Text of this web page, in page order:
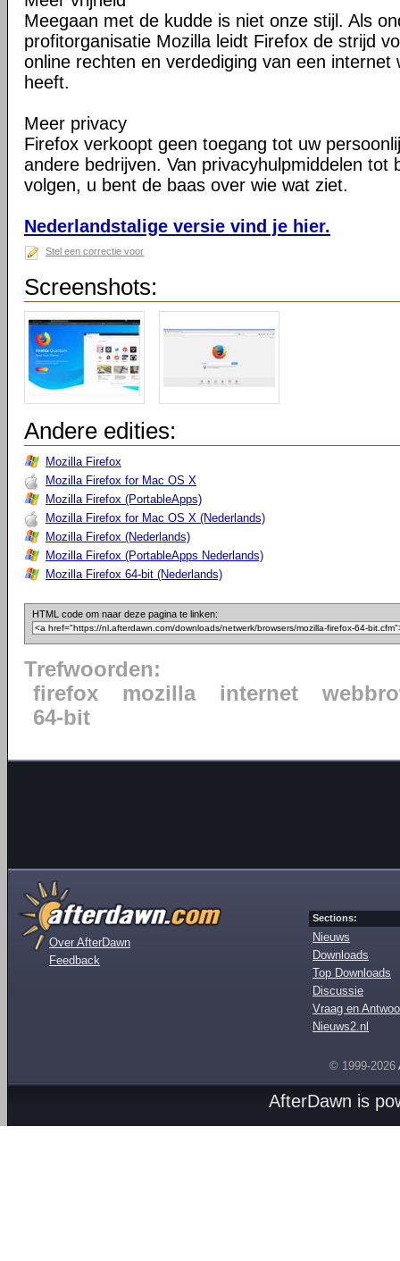
Meegaan met de kudde is niet onze stijl. Als
profitorganisatie Mozilla leidt Firefox de strijd
online rechten en verdediging van een internet
heeft.
Meer privacy
Firefox verkoopt geen toegang tot uw
andere bedrijven. Van privacyhulpmiddelen tot
volgen, u bent de baas over wie wat ziet.
Nederlandstalige versie vind je hier.
Stel een correctie voor
Screenshots:
Andere edities:
Mozilla Firefox
Mozilla Firefox for Mac OS X
Mozilla Firefox (PortableApps)
Mozilla Firefox for Mac OS X (Nederlands)
Mozilla Firefox (Nederlands)
Mozilla Firefox (PortableApps Nederlands)
Mozilla Firefox 64-bit (Nederlands)
HTML code om naar deze pagina te linken:
Trefwoorden:
firefox
mozilla internet
64-bit
Over AfterDawn
Feedback
Sections:
Nieuws
Downloads
Top Downloads
Discussie
Vraag en
Nieuws2.nl
© 1999-2026
AfterDawn is